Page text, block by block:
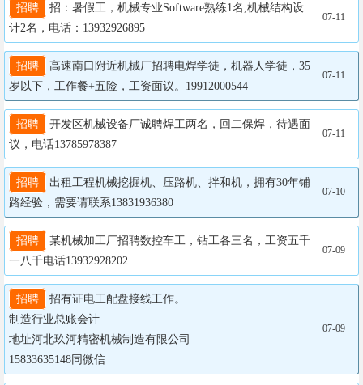
招聘
招：暑假工，机械专业Software熟练1名,机械结构设
计2名，电话：13932926895
07-11
招聘
高速南口附近机械厂招聘电焊学徒，机器人学徒，35
岁以下，工作餐+五险，工资面议。19912000544
07-11
招聘
开发区机械设备厂诚聘焊工两名，回二保焊，待遇面
议，电话13785978387
07-11
招聘
出租工程机械挖掘机、压路机、拌和机，拥有30年铺
路经验，需要请联系13831936380
07-10
招聘
某机械加工厂招聘数控车工，钻工各三名，工资五千
一八千电话13932928202
07-09
招聘
招有证电工配盘接线工作。
制造行业总账会计
地址河北玖河精密机械制造有限公司
15833635148同微信
07-09